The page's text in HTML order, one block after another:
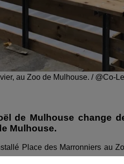
au Zoo de Mulhouse. / @Co-
de Mulhouse change
Mulhouse.
Place des Marronniers au